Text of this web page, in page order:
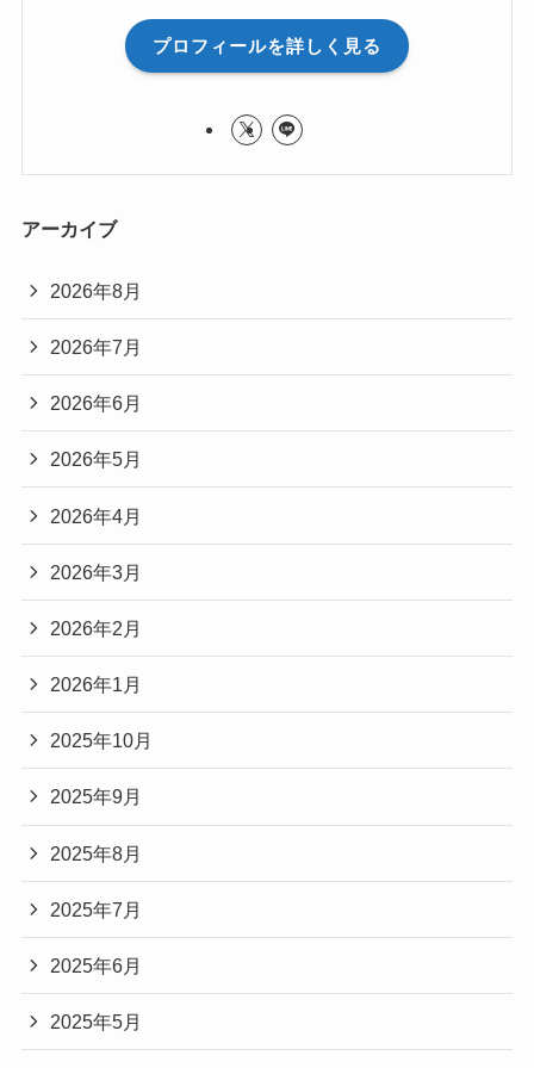
プロフィールを詳しく見る
アーカイブ
2026年8月
2026年7月
2026年6月
2026年5月
2026年4月
2026年3月
2026年2月
2026年1月
2025年10月
2025年9月
2025年8月
2025年7月
2025年6月
2025年5月